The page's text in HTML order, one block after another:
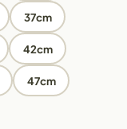
37cm
42cm
47cm